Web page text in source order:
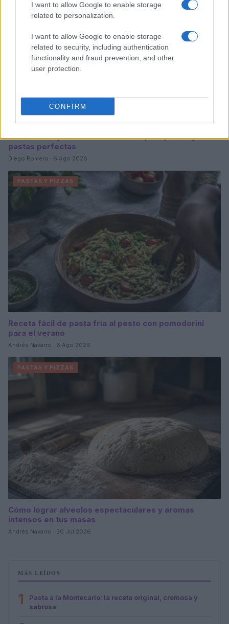
I want to allow Google to enable storage
related to personalization.
I want to allow Google to enable storage
related to security, including authentication
functionality and fraud prevention, and other
user protection.
CONFIRM
Cómo crear y mantener un starter para pizzas y
pastas perfectas
Diego Romero · 6 Ago 2026
PASTAS Y PIZZAS
Receta fácil de pasta fría al pesto con pomodorini
para el verano
Andrés Navarro · 6 Ago 2026
PASTAS Y PIZZAS
Cómo lograr alveolos espectaculares y aromas
intensos en tus masas
Andrés Navarro · 30 Jul 2026
MÁS LEÍDOS
1
Pasta a la Montecarlo: la receta original, cremosa y
sabrosa